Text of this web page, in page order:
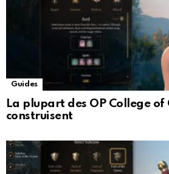
Guides
La plupart des OP College of
construisent